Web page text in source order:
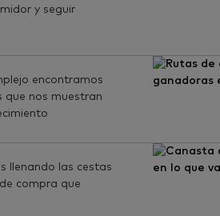
y seguir
encontramos
que nos muestran
llenando las cestas
compra que